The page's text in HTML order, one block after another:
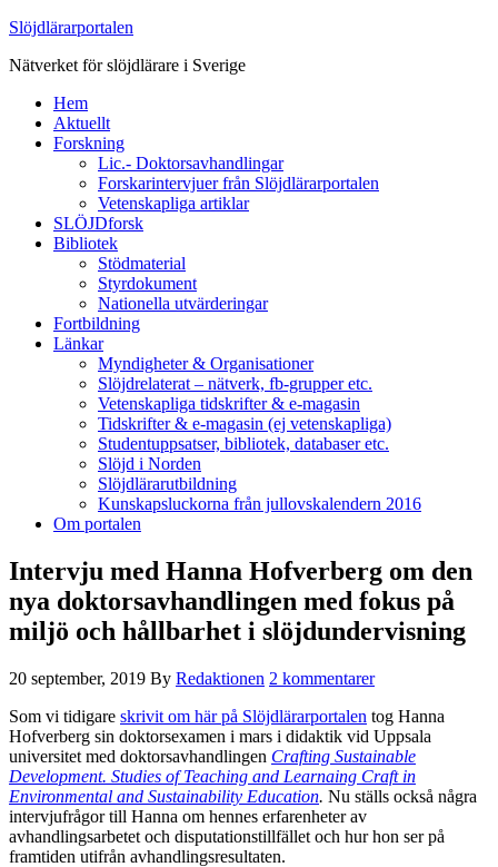
Slöjdlärarportalen
Nätverket för slöjdlärare i Sverige
Hem
Aktuellt
Forskning
Lic.- Doktorsavhandlingar
Forskarintervjuer från Slöjdlärarportalen
Vetenskapliga artiklar
SLÖJDforsk
Bibliotek
Stödmaterial
Styrdokument
Nationella utvärderingar
Fortbildning
Länkar
Myndigheter & Organisationer
Slöjdrelaterat – nätverk, fb-grupper etc.
Vetenskapliga tidskrifter & e-magasin
Tidskrifter & e-magasin (ej vetenskapliga)
Studentuppsatser, bibliotek, databaser etc.
Slöjd i Norden
Slöjdlärarutbildning
Kunskapsluckorna från jullovskalendern 2016
Om portalen
Intervju med Hanna Hofverberg om den
nya doktorsavhandlingen med fokus på
miljö och hållbarhet i slöjdundervisning
20 september, 2019 By Redaktionen 2 kommentarer
Som vi tidigare skrivit om här på Slöjdlärarportalen tog Hanna
Hofverberg sin doktorsexamen i mars i didaktik vid Uppsala
universitet med doktorsavhandlingen Crafting Sustainable
Development. Studies of Teaching and Learnaing Craft in
Environmental and Sustainability Education. Nu ställs också några
intervjufrågor till Hanna om hennes erfarenheter av
avhandlingsarbetet och disputationstillfället och hur hon ser på
framtiden utifrån avhandlingsresultaten.